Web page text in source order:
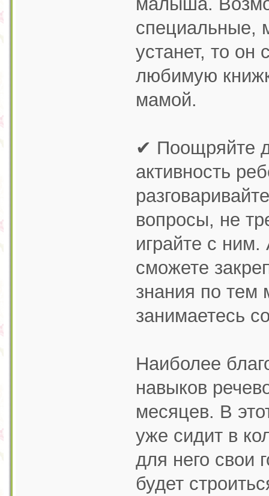
специальные,
устанет, то он
любимую
мамой.
✔ Поощряйте
активность
вопросы, не
играйте с
сможете
знания по тем
занимаетесь
Наиболее
навыков
месяцев. В
уже сидит в
для него свои
будет